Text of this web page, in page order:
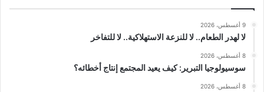
9 أغسطس، 2026
لا لهدر الطعام.. لا للنزعة الاستهلاكية.. لا للتفاخر
8 أغسطس، 2026
سوسيولوجيا التبرير: كيف يعيد المجتمع إنتاج أخطائه؟
8 أغسطس، 2026